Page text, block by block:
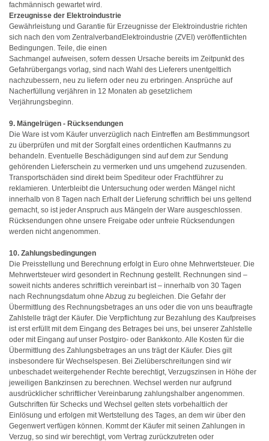
fachmännisch gewartet wird.
Erzeugnisse der Elektroindustrie
Gewährleistung und Garantie für Erzeugnisse der Elektroindustrie richten
sich nach den vom ZentralverbandElektroindustrie (ZVEI) veröffentlichten
Bedingungen. Teile, die einen
Sachmangel aufweisen, sofern dessen Ursache bereits im Zeitpunkt des
Gefahrübergangs vorlag, sind nach Wahl des Lieferers unentgeltlich
nachzubessern, neu zu liefern oder neu zu erbringen. Ansprüche auf
Nacherfüllung verjähren in 12 Monaten ab gesetzlichem
Verjährungsbeginn.
9. Mängelrügen - Rücksendungen
Die Ware ist vom Käufer unverzüglich nach Eintreffen am Bestimmungsort
zu überprüfen und mit der Sorgfalt eines ordentlichen Kaufmanns zu
behandeln. Eventuelle Beschädigungen sind auf dem zur Sendung
gehörenden Lieferschein zu vermerken und uns umgehend zuzusenden.
Transportschäden sind direkt beim Spediteur oder Frachtführer zu
reklamieren. Unterbleibt die Untersuchung oder werden Mängel nicht
innerhalb von 8 Tagen nach Erhalt der Lieferung schriftlich bei uns geltend
gemacht, so ist jeder Anspruch aus Mängeln der Ware ausgeschlossen.
Rücksendungen ohne unsere Freigabe oder unfreie Rücksendungen
werden nicht angenommen.
10. Zahlungsbedingungen
Die Preisstellung und Berechnung erfolgt in Euro ohne Mehrwertsteuer. Die
Mehrwertsteuer wird gesondert in Rechnung gestellt. Rechnungen sind –
soweit nichts anderes schriftlich vereinbart ist – innerhalb von 30 Tagen
nach Rechnungsdatum ohne Abzug zu begleichen. Die Gefahr der
Übermittlung des Rechnungsbetrages an uns oder die von uns beauftragte
Zahlstelle trägt der Käufer. Die Verpflichtung zur Bezahlung des Kaufpreises
ist erst erfüllt mit dem Eingang des Betrages bei uns, bei unserer Zahlstelle
oder mit Eingang auf unser Postgiro- oder Bankkonto. Alle Kosten für die
Übermittlung des Zahlungsbetrages an uns trägt der Käufer. Dies gilt
insbesondere für Wechselspesen. Bei Zielüberschreitungen sind wir
unbeschadet weitergehender Rechte berechtigt, Verzugszinsen in Höhe der
jeweiligen Bankzinsen zu berechnen. Wechsel werden nur aufgrund
ausdrücklicher schriftlicher Vereinbarung zahlungshalber angenommen.
Gutschriften für Schecks und Wechsel gelten stets vorbehaltlich der
Einlösung und erfolgen mit Wertstellung des Tages, an dem wir über den
Gegenwert verfügen können. Kommt der Käufer mit seinen Zahlungen in
Verzug, so sind wir berechtigt, vom Vertrag zurückzutreten oder